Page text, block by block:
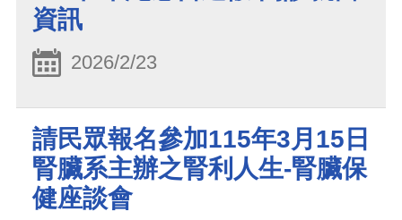
資訊
2026/2/23
請民眾報名參加115年3月15日
腎臟系主辦之腎利人生-腎臟保
健座談會